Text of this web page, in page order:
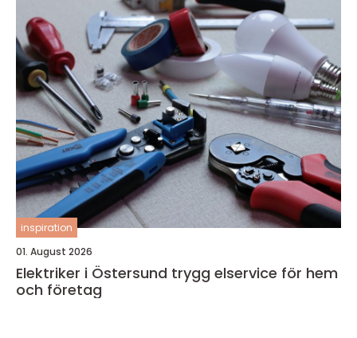
inspiration
01. August 2026
Elektriker i Östersund trygg elservice för hem
och företag